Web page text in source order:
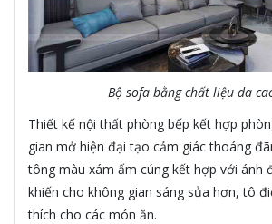
Bộ sofa bằng chất liệu da
Thiết kế nội thất phòng bếp kết hợp
gian mở hiện đại tạo cảm giác thoáng
tông màu xám ấm cúng kết hợp với ánh
khiến cho không gian sáng sủa hơn, tô
thích cho các món ăn.